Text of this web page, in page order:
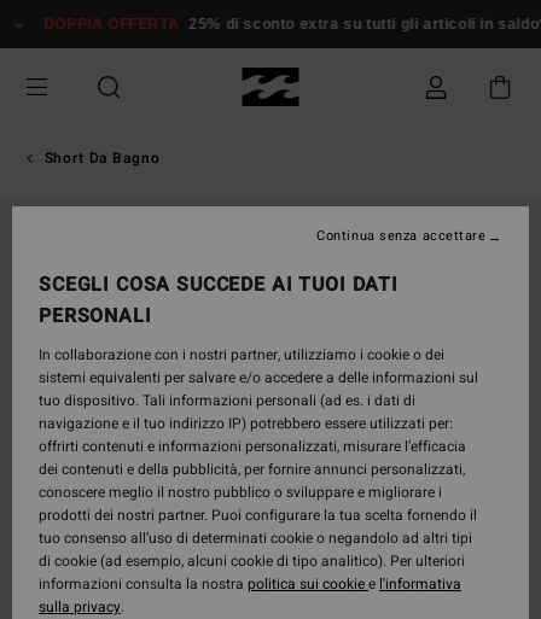
alle
prodotto
DOPPIA OFFERTA 25% di sconto extra su tutti gli articoli in
Short Da Bagno
SCEGLI COSA SUCCEDE AI TUOI DATI
PERSONALI
In collaborazione con i nostri partner, utilizziamo i cookie o dei
sistemi equivalenti per salvare e/o accedere a delle informazioni sul
tuo dispositivo. Tali informazioni personali (ad es. i dati di
navigazione e il tuo indirizzo IP) potrebbero essere utilizzati per:
offrirti contenuti e informazioni personalizzati, misurare l’efficacia
dei contenuti e della pubblicità, per fornire annunci personalizzati,
conoscere meglio il nostro pubblico o sviluppare e migliorare i
prodotti dei nostri partner. Puoi configurare la tua scelta fornendo il
tuo consenso all’uso di determinati cookie o negandolo ad altri tipi
di cookie (ad esempio, alcuni cookie di tipo analitico). Per ulteriori
informazioni consulta la nostra politica sui cookiee l'informativa
sulla privacy.
Continua senza accettare